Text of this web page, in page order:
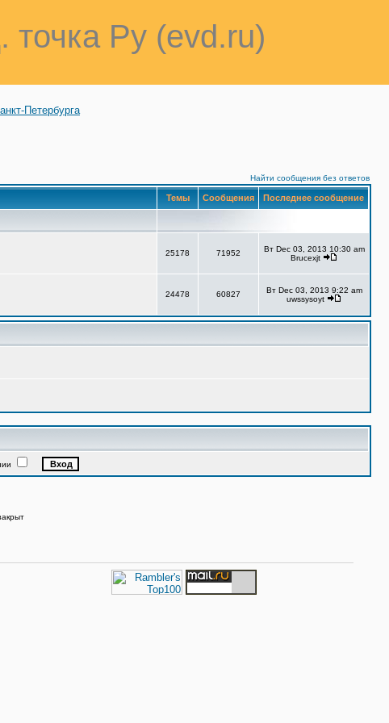
Ру (evd.ru)
Петербурга
Найти сообщения без ответов
Темы Сообщения Последнее сообщение
25178 71952
Вт Dec 03, 2013 10:30 am
Brucexjt
24478 60827
Вт Dec 03, 2013 9:22 am
uwssysoyt